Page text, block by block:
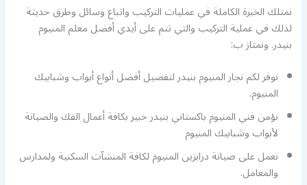
نمتلك الخبرة الكاملة في عمليات التركيب واتباع وسائل وطرق حديثة
لذلك في عملية التركيب والتي تتم على أيدي أفضل معلم المنيوم
بنيدر. ونمتاز ب:
نوفر لكم نجار المنيوم بنيدر لتفصيل أفضل أنواع أبواب وشبابيك
المنيوم.
نؤمن فني المنيوم باكستاني بنيدر خبير بكافة أعمال الفك والصيانة
لأبواب وشبابيك المنيوم
نعمل على صيانة درابزين المنيوم لكافة المنشآت السكنية ولمدارس
والمعامل.